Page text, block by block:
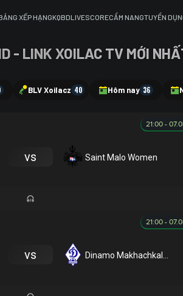
XẾP HẠNGKQBDLIVESCORECẨM NANGTUYỂN
- LINK XOILAC TV MỚI
BLV Xoilacz 40 Hôm nay 36
21:00 -
vs Saint Malo Women
21:00 -
vs